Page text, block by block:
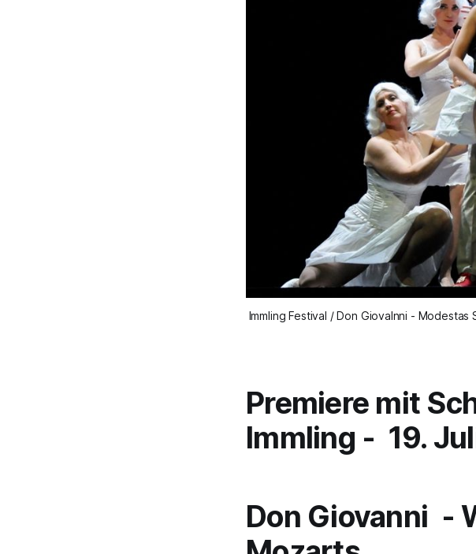
Immling Festival / Don Giovalnni -
Premiere mit
Immling - 19.
Don Giovanni -